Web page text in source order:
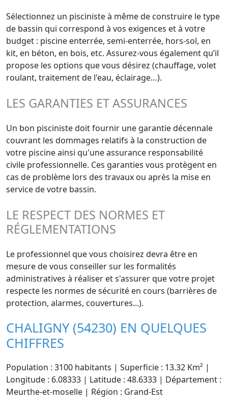
Sélectionnez un pisciniste à même de construire le type
de bassin qui correspond à vos exigences et à votre
budget : piscine enterrée, semi-enterrée, hors-sol, en
kit, en béton, en bois, etc. Assurez-vous également qu’il
propose les options que vous désirez (chauffage, volet
roulant, traitement de l'eau, éclairage…).
LES GARANTIES ET ASSURANCES
Un bon pisciniste doit fournir une garantie décennale
couvrant les dommages relatifs à la construction de
votre piscine ainsi qu'une assurance responsabilité
civile professionnelle. Ces garanties vous protègent en
cas de problème lors des travaux ou après la mise en
service de votre bassin.
LE RESPECT DES NORMES ET
RÉGLEMENTATIONS
Le professionnel que vous choisirez devra être en
mesure de vous conseiller sur les formalités
administratives à réaliser et s'assurer que votre projet
respecte les normes de sécurité en cours (barrières de
protection, alarmes, couvertures...).
CHALIGNY (54230) EN QUELQUES
CHIFFRES
Population : 3100 habitants | Superficie : 13.32 Km² |
Longitude : 6.08333 | Latitude : 48.6333 | Département :
Meurthe-et-moselle | Région : Grand-Est